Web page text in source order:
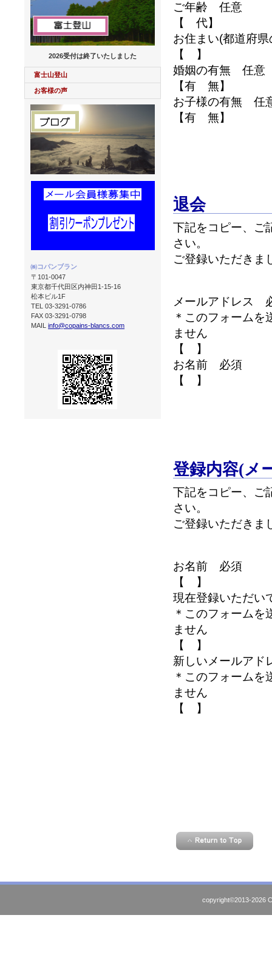
ご年齢 任意
【 代】
お住まい(都道府
【 】
婚姻の有無 任意
【有 無】
お子様の有無 任
【有 無】
退会
下記をコピー、
さい。
ご登録いただきま
メールアドレス
＊このフォームを
ません
【 】
お名前 必須
【 】
登録内容(メ
下記をコピー、
さい。
ご登録いただきま
お名前 必須
【 】
現在登録いただ
＊このフォームを
ません
【 】
新しいメールア
＊このフォームを
ません
【 】
2026受付は終了いたしました
富士山登山
お客様の声
㈱コパンブラン
〒101-0047
東京都千代田区内神田1-15-16
松本ビル1F
TEL 03-3291-0786
FAX 03-3291-0798
MAIL info@copains-blancs.com
copyright©2013-2026